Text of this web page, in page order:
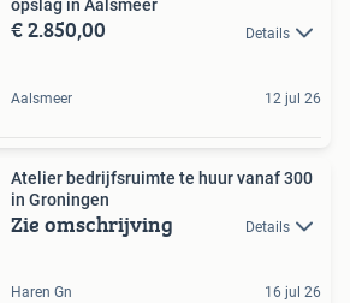
opslag in Aalsmeer
€ 2.850,00 Details
Aalsmeer 12 jul 26
Atelier bedrijfsruimte te huur vanaf 300
in Groningen
Zie omschrijving Details
Haren Gn 16 jul 26